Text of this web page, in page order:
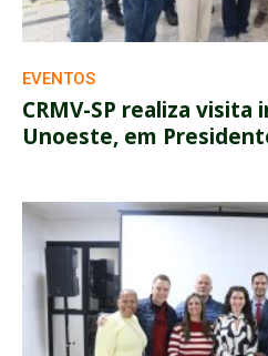
EVENTOS
CRMV-SP realiza
Unoeste, em